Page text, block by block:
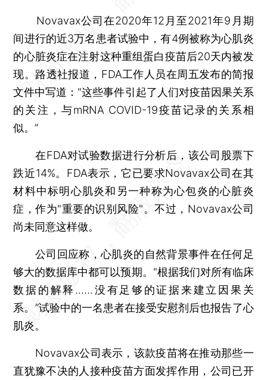
Novavax公司在2020年12月至2021年9月期
间进行的近3万名患者试验中，有4例被称为心肌炎
的心脏炎症在注射这种重组蛋白疫苗后20天内被发
现。路透社报道，FDA工作人员在周五发布的简报
文件中写道："这些事件引起了人们对疫苗因果关系
的关注，与mRNA COVID-19疫苗记录的关系相
似。”
在FDA对试验数据进行分析后，该公司股票下
跌近14%。FDA表示，它已要求Novavax公司在其
材料中标明心肌炎和另一种称为心包炎的心脏炎
症，作为"重要的识别风险"。不过，Novavax公司
尚未同意这样做。
公司回应称，心肌炎的自然背景事件在任何足
够大的数据库中都可以预期。"根据我们对所有临床
数据的解释......没有足够的证据来建立因果关
系。”试验中的一名患者在接受安慰剂后也报告了心
肌炎。
Novavax公司表示，该款疫苗将在推动那些一
直犹豫不决的人接种疫苗方面发挥作用，公司已开